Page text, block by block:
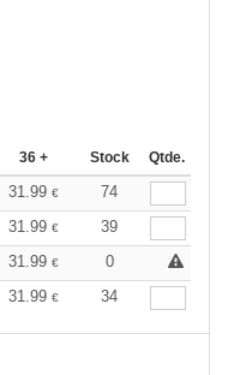
36 + Stock Qtde.
31.99 €
74
31.99 €
39
31.99 €
0
31.99 € 34